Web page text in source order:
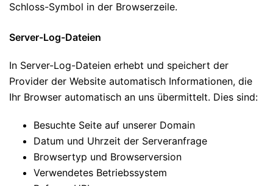
Schloss-Symbol in der Browserzeile.
Server-Log-Dateien
In Server-Log-Dateien erhebt und speichert der
Provider der Website automatisch Informationen, die
Ihr Browser automatisch an uns übermittelt. Dies sind:
Besuchte Seite auf unserer Domain
Datum und Uhrzeit der Serveranfrage
Browsertyp und Browserversion
Verwendetes Betriebssystem